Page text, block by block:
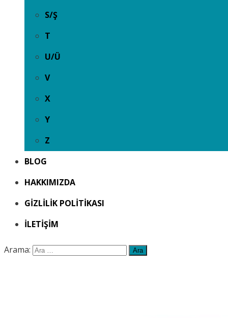
S/Ş
T
U/Ü
V
X
Y
Z
BLOG
HAKKIMIZDA
GIZLILIK POLITIKASI
İLETIŞIM
Arama: